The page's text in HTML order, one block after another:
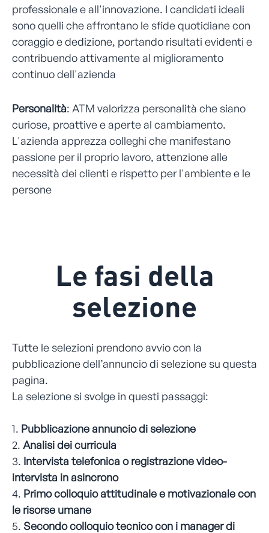
professionale e all'innovazione. I candidati ideali
sono quelli che affrontano le sfide quotidiane con
coraggio e dedizione, portando risultati evidenti e
contribuendo attivamente al miglioramento
continuo dell'azienda
Personalità: ATM valorizza personalità che siano
curiose, proattive e aperte al cambiamento.
L'azienda apprezza colleghi che manifestano
passione per il proprio lavoro, attenzione alle
necessità dei clienti e rispetto per l'ambiente e le
persone
Le fasi della
selezione
Tutte le selezioni prendono avvio con la
pubblicazione dell’annuncio di selezione su questa
pagina.
La selezione si svolge in questi passaggi:
1. Pubblicazione annuncio di selezione
2. Analisi dei curricula
3. Intervista telefonica o registrazione video-
intervista in asincrono
4. Primo colloquio attitudinale e motivazionale con
le risorse umane
5. Secondo colloquio tecnico con i manager di